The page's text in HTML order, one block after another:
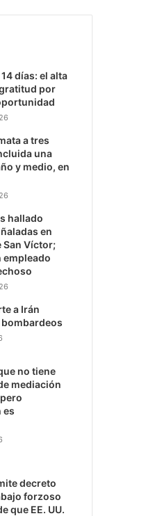
días: el alta
por
a tres
una
y medio, en
hallado
en
San Víctor;
empleado
a Irán
no tiene
mediación
es
decreto
forzoso
que EE. UU.